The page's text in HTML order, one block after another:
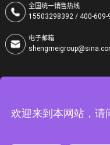
全国统一销售热线
15503298392 / 400-609-
电子邮箱
版权所有：河北盛美智
网站备案许
欢迎来到本网站，请